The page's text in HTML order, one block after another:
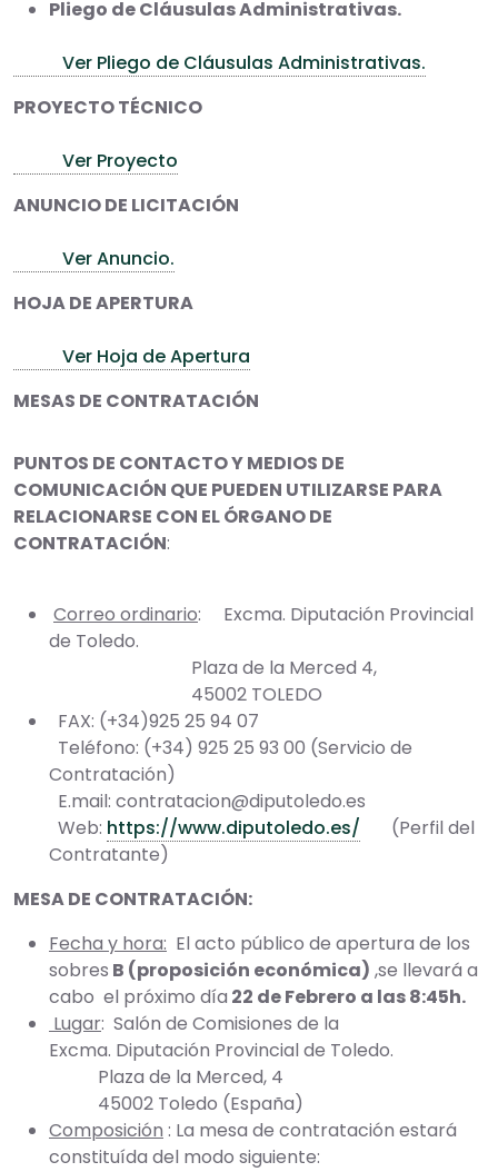
Pliego de Cláusulas Administrativas.
Ver Pliego de Cláusulas Administrativas.
PROYECTO TÉCNICO
Ver Proyecto
ANUNCIO DE LICITACIÓN
Ver Anuncio.
HOJA DE APERTURA
Ver Hoja de Apertura
MESAS DE CONTRATACIÓN
PUNTOS DE CONTACTO Y MEDIOS DE
COMUNICACIÓN QUE PUEDEN UTILIZARSE PARA
RELACIONARSE CON EL ÓRGANO DE
CONTRATACIÓN:
Correo ordinario: Excma. Diputación Provincial
de Toledo.
Plaza de la Merced 4,
45002 TOLEDO
FAX: (+34)925 25 94 07
Teléfono: (+34) 925 25 93 00 (Servicio de
Contratación)
E.mail: contratacion@diputoledo.es
Web: https://www.diputoledo.es/ (Perfil del
Contratante)
MESA DE CONTRATACIÓN:
Fecha y hora: El acto público de apertura de los
sobres B (proposición económica) ,se llevará a
cabo el próximo día 22 de Febrero a las 8:45h.
Lugar: Salón de Comisiones de la
Excma. Diputación Provincial de Toledo.
Plaza de la Merced, 4
45002 Toledo (España)
Composición : La mesa de contratación estará
constituída del modo siguiente: